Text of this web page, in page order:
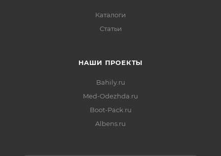
Каталоги
Статьи
НАШИ ПРОЕКТЫ
Bahily.ru
Med-Odezhda.ru
Boot-Pack.ru
Albens.ru